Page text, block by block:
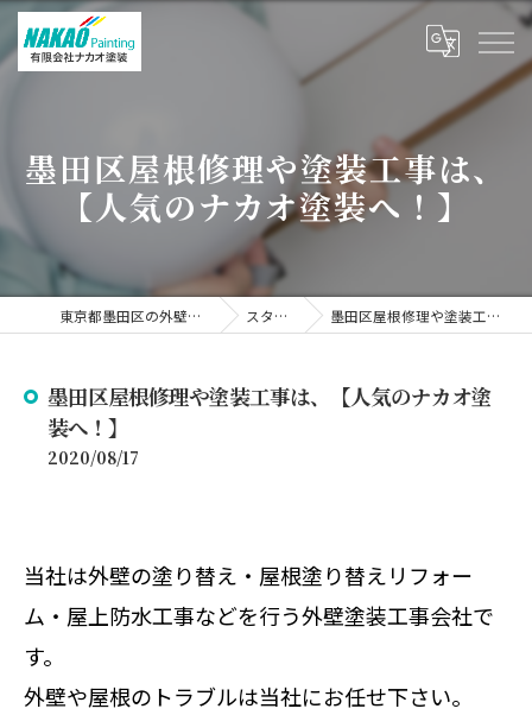
墨田区屋根修理や塗装工事は、
【人気のナカオ塗装へ！】
東京都墨田区の外壁塗装なら有限会社ナカオ塗装 スタッフブログ 墨田区屋根修理や塗装工事は、【人気のナカオ塗装へ！】
墨田区屋根修理や塗装工事は、【人気のナカオ塗
装へ！】
2020/08/17
当社は外壁の塗り替え・屋根塗り替えリフォー
ム・屋上防水工事などを行う外壁塗装工事会社で
す。
外壁や屋根のトラブルは当社にお任せ下さい。